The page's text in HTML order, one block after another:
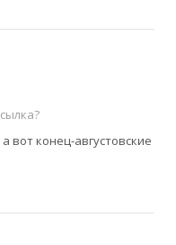
вот конец-августовские